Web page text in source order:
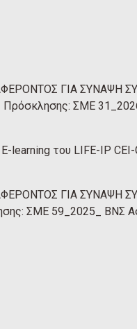
ΓΙΑ ΣΥΝΑΨΗ
ΣΜΕ 31_2026
του LIFE-IP CEI-
ΓΙΑ ΣΥΝΑΨΗ
ΣΜΕ 59_2025_ ΒΝΣ